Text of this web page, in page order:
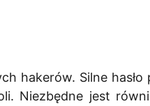
hakerów. Silne hasło
Niezbędne jest